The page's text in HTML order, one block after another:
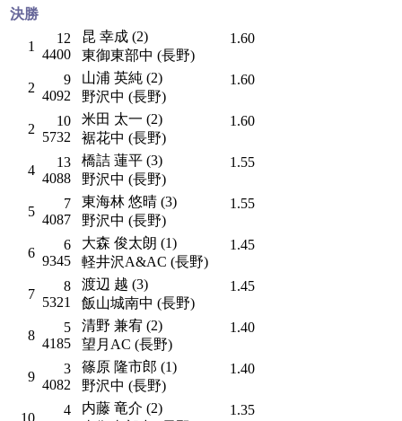
決勝
1
12
4400
昆 幸成 (2)
東御東部中 (長野)
1.60
2
9
4092
山浦 英純 (2)
野沢中 (長野)
1.60
2
10
5732
米田 太一 (2)
裾花中 (長野)
1.60
4
13
4088
橋詰 蓮平 (3)
野沢中 (長野)
1.55
5
7
4087
東海林 悠晴 (3)
野沢中 (長野)
1.55
6
6
9345
大森 俊太朗 (1)
軽井沢A&AC (長野)
1.45
7
8
5321
渡辺 越 (3)
飯山城南中 (長野)
1.45
8
5
4185
清野 兼宥 (2)
望月AC (長野)
1.40
9
3
4082
篠原 隆市郎 (1)
野沢中 (長野)
1.40
10
4
内藤 竜介 (2)
1.35